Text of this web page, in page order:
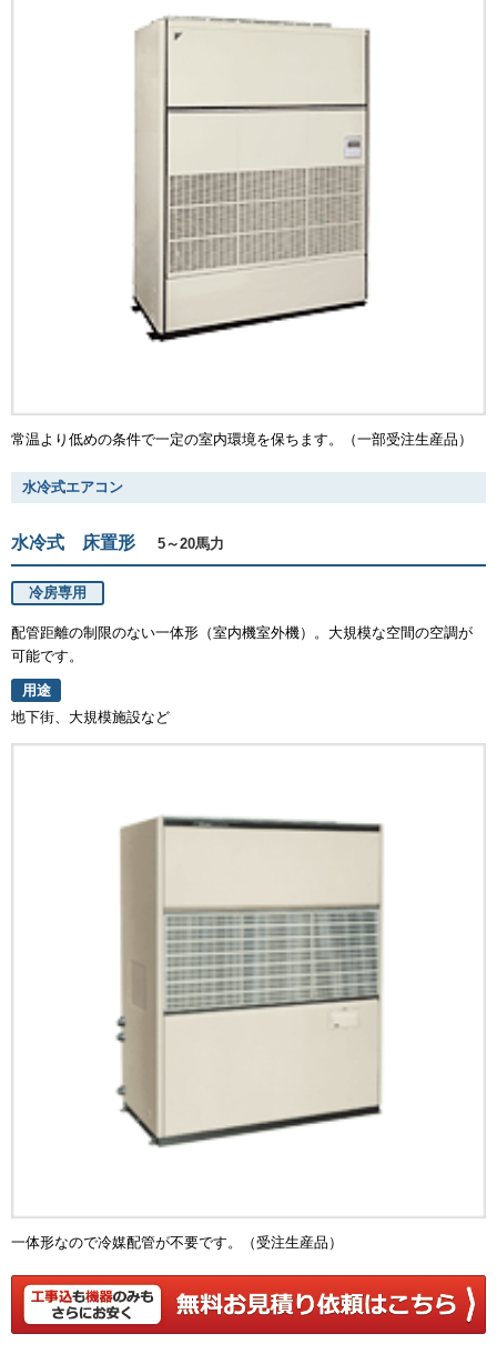
常温より低めの条件で一定の室内環境を保ちます。（一部受注生産品）
水冷式エアコン
水冷式 床置形 5～20馬力
冷房専用
配管距離の制限のない一体形（室内機室外機）。大規模な空間の空調が
可能です。
用途
地下街、大規模施設など
一体形なので冷媒配管が不要です。（受注生産品）